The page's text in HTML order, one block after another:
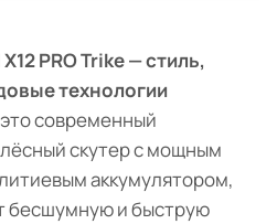
PRO Trike — стиль,
технологии
современный
скутер с мощным
аккумулятором,
бесшумную и быструю